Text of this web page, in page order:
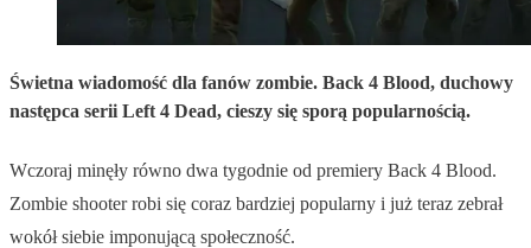
Świetna wiadomość dla fanów zombie. Back 4 Blood, duchowy
następca serii Left 4 Dead, cieszy się sporą popularnością.
Wczoraj minęły równo dwa tygodnie od premiery Back 4 Blood.
Zombie shooter robi się coraz bardziej popularny i już teraz zebrał
wokół siebie imponującą społeczność.